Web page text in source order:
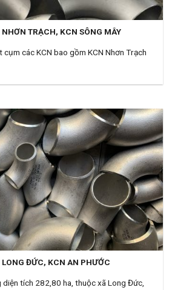
TRẠCH, KCN SÔNG MÂY
cụm các KCN bao gồm KCN Nhơn Trạch
ĐỨC, KCN AN PHƯỚC
tích 282,80 ha, thuộc xã Long Đức,